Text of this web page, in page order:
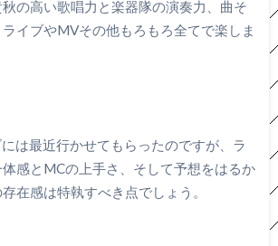
の高い歌唱力と楽器隊の演奏力、曲そ
イブやMVその他もろもろ全てで楽しま
は最近行かせてもらったのですが、ラ
感とMCの上手さ、そして予想をはるか
在感は特執すべき点でしょう。